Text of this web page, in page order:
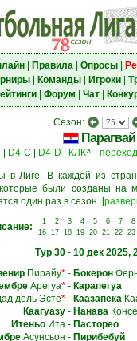
| Правила| Опросы|
| Команды| Игроки|
| Форум Чат|
Сезон:
Парагвай
D4-C D4-D КЛК20|
Лиге. В каждой из
были созданы на
один раз в сезон. [
1 2 3 4 5 6 7
8
16
17 18 19 20 21 22 23
Тур 30- 10 дек 2025,
Пирайу*- Бокерон
Арегуа*- Карапегуа
дель Эсте*- Каазапека
Каагуазу- Нанава
ИтеньоИта- Пасторео
Асунсьон - Пирибебуй